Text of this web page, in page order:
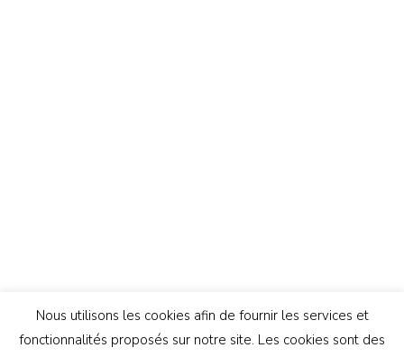
Nous utilisons les cookies afin de fournir les services et
fonctionnalités proposés sur notre site. Les cookies sont des